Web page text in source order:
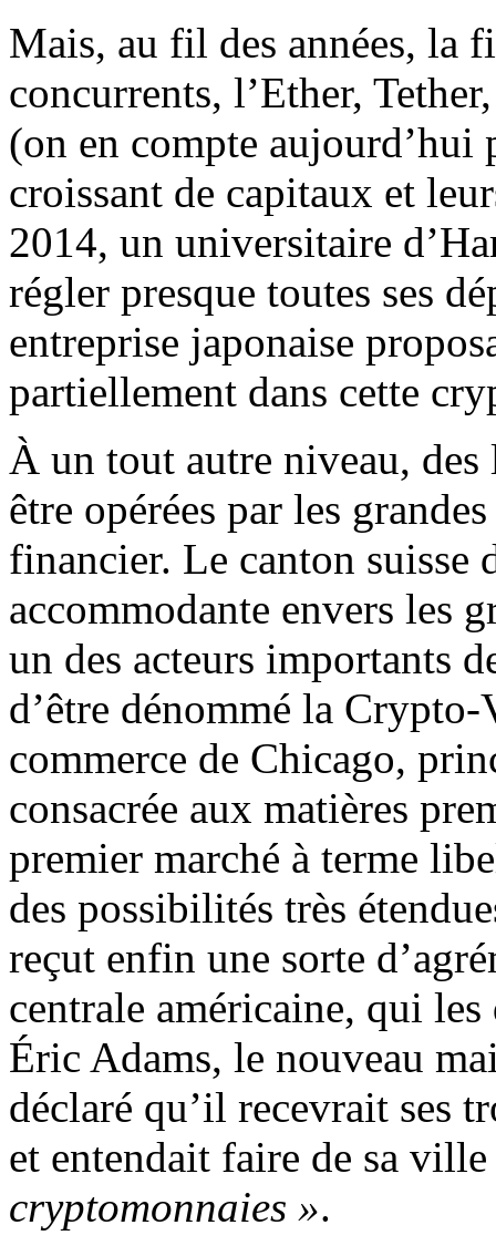
Mais, au fil des années, la
concurrents, l’Ether,
(on en compte
croissant de capitaux et
2014, un universitaire
régler presque toutes ses
entreprise japonaise
partiellement dans cette
À un tout autre niveau, des
être opérées par les
financier. Le canton suisse
accommodante envers les
un des acteurs importants
d’être dénommé la
commerce de Chicago,
consacrée aux matières
premier marché à terme
des possibilités très
reçut enfin une sorte
centrale américaine, qui
Éric Adams, le nouveau
déclaré qu’il recevrait ses
et entendait faire de sa
cryptomonnaies ».